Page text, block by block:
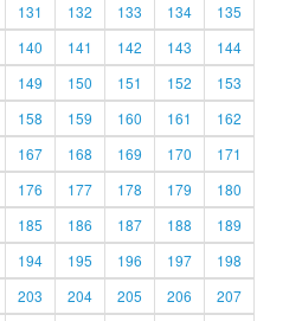
131 132 133 134
135
140 141 142 143
144
149 150 151 152
153
158 159 160 161
162
167 168 169 170
171
176 177 178 179
180
185 186 187 188
189
194 195 196 197
198
203 204 205 206
207